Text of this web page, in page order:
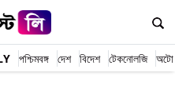
পশ্চিমবঙ্গ দেশ বিদেশ টেকনোলজি অটো